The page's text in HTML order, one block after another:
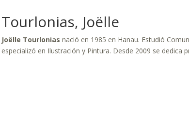
Tourlonias, Joëlle
Joëlle Tourlonias nació en 1985 en Hanau. Estudió
especializó en Ilustración y Pintura. Desde 2009 se dedica